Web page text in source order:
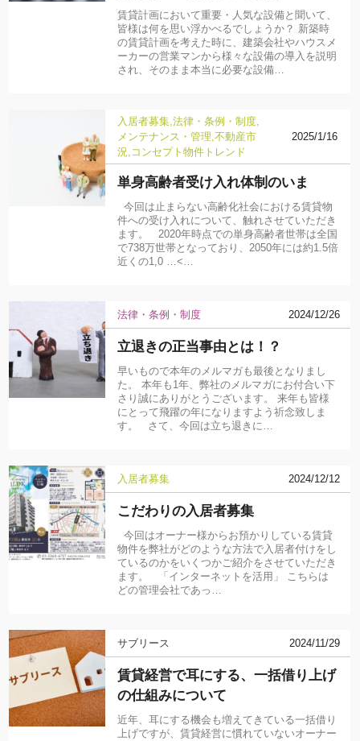
賃貸計画において重要・人気な設備と聞いて、
皆様は何を思い浮かべるでしょうか？ 新築時
の賃貸計画を考えた時に、建築会社やハウスメ
ーカーの営業マンから様々な設備の導入を説明
され、そのまま本当に必要な設備…
入居者募集 法律・条例・制度
メンテナンス・管理 不動産市
況 コンセプト物件 トレンド
2025/1/16
単身高齢者受け入れ体制のいま
今回は止まらない高齢化社会における賃貸物
件への受け入れについて、触れさせていただき
ます。 2020年時点での単身高齢者世帯は全国
で738万世帯となっており、2050年には約1.5倍
近くの1,0 …<…
法律・条例・制度 2024/12/26
立退きの正当事由とは！？
早いもので本年のメルマガも最後となりまし
た。 本年も1年、弊社のメルマガにお付合い下
さり誠にありがとうございます。 来年も皆様
にとって飛躍の年になりますよう祈念致しま
す。 さて、今回は立ち退きに…
入居者募集 2024/12/12
こだわりの入居者募集
今回はオーナー様からお預かりしている賃貸
物件を弊社がどのような方法で入居者付けをし
ているのかをいくつかご紹介をさせていただき
ます。 「インターネットを活用」 こちらは
どの管理会社であっ…
サブリース 2024/11/29
賃貸経営で耳にする、一括借り上げ
の仕組みについて
近年、耳にする機会も増えてきている一括借り
上げですが、賃貸経営に慣れていないオーナー